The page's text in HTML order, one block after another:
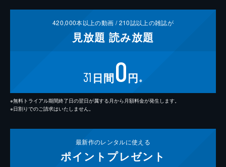
420,000本以上の動画 /210誌以上の雑誌が
見放題 読み放題
31 日間0円 ※
※無料トライアル期間終了日の翌日が属する月から月額料金が発生します。
※日割りでのご請求はいたしません。
最新作のレンタルに使える
ポイント プレゼント